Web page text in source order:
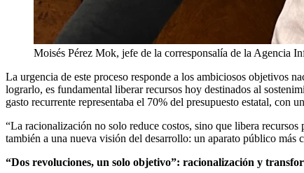
Moisés Pérez Mok, jefe de la corresponsalía de la Agencia
La urgencia de este proceso responde a los ambiciosos objetivos
lograrlo, es fundamental liberar recursos hoy destinados al
gasto recurrente representaba el 70% del presupuesto estatal, con
“La racionalización no solo reduce costos, sino que libera
también a una nueva visión del desarrollo: un aparato público más
“Dos revoluciones, un solo objetivo”: racionalización y